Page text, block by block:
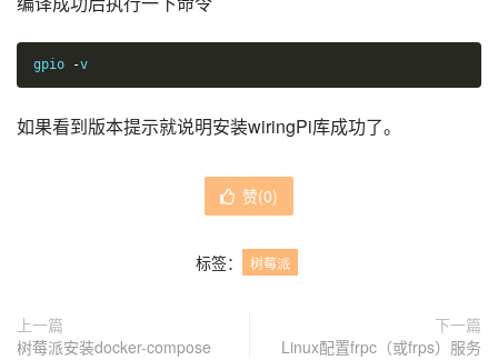
gpio -v
如果看到版本提示就说明安装wiringPi库成功了。
赞(0)
标签： 树莓派
上一篇
树莓派安装docker-compose
下一篇
Linux配置frpc（或frps）服务